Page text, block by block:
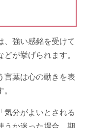
、強い感銘を受けて
が挙げられます。
言葉は心の動きを表
気分がよいとされる
うか迷った場合、期